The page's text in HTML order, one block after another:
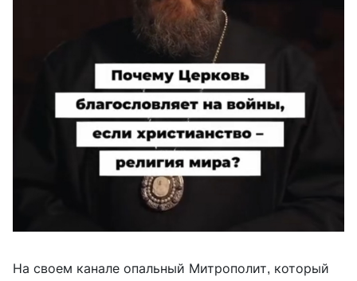
На своем канале опальный Митрополит, который